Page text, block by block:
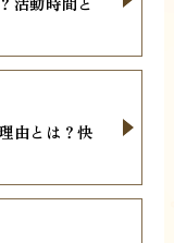
由とは？快